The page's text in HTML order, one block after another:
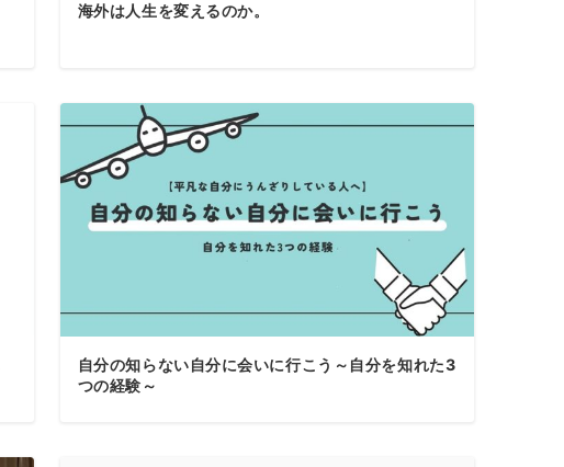
海外は人生を変えるのか。
自分の知らない自分に会いに行こう～自分を知れた3
つの経験～